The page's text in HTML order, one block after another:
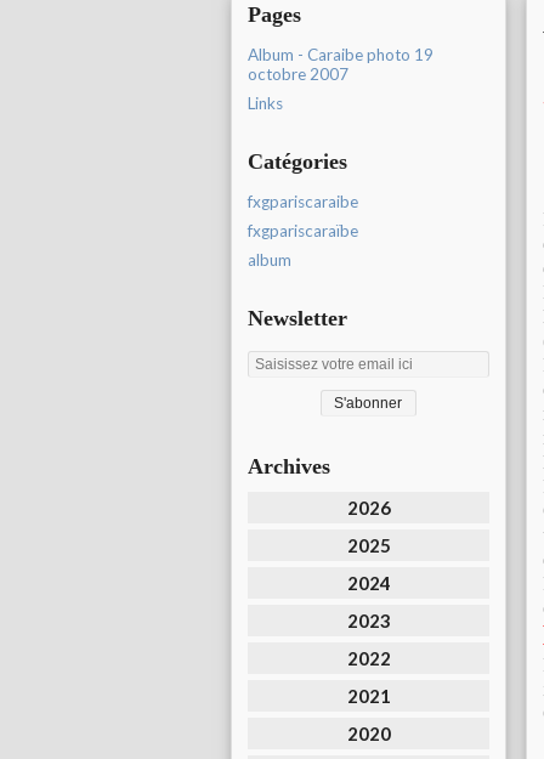
Pages
Album - Caraibe photo 19
octobre 2007
Links
Catégories
fxgpariscaraibe
fxgpariscaraïbe
album
Newsletter
Archives
2026
2025
2024
2023
2022
2021
2020